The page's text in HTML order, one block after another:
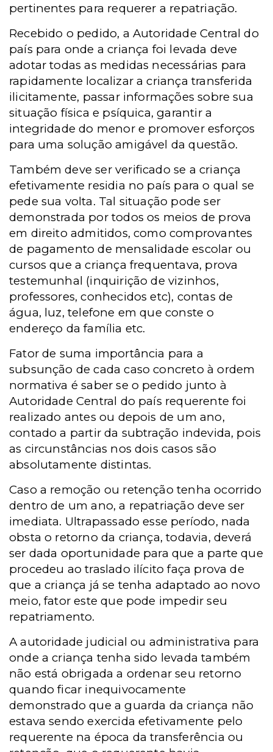
pertinentes para requerer a repatriação.
Recebido o pedido, a Autoridade Central do
país para onde a criança foi levada deve
adotar todas as medidas necessárias para
rapidamente localizar a criança transferida
ilicitamente, passar informações sobre sua
situação física e psíquica, garantir a
integridade do menor e promover esforços
para uma solução amigável da questão.
Também deve ser verificado se a criança
efetivamente residia no país para o qual se
pede sua volta. Tal situação pode ser
demonstrada por todos os meios de prova
em direito admitidos, como comprovantes
de pagamento de mensalidade escolar ou
cursos que a criança frequentava, prova
testemunhal (inquirição de vizinhos,
professores, conhecidos etc), contas de
água, luz, telefone em que conste o
endereço da família etc.
Fator de suma importância para a
subsunção de cada caso concreto à ordem
normativa é saber se o pedido junto à
Autoridade Central do país requerente foi
realizado antes ou depois de um ano,
contado a partir da subtração indevida, pois
as circunstâncias nos dois casos são
absolutamente distintas.
Caso a remoção ou retenção tenha ocorrido
dentro de um ano, a repatriação deve ser
imediata. Ultrapassado esse período, nada
obsta o retorno da criança, todavia, deverá
ser dada oportunidade para que a parte que
procedeu ao traslado ilícito faça prova de
que a criança já se tenha adaptado ao novo
meio, fator este que pode impedir seu
repatriamento.
A autoridade judicial ou administrativa para
onde a criança tenha sido levada também
não está obrigada a ordenar seu retorno
quando ficar inequivocamente
demonstrado que a guarda da criança não
estava sendo exercida efetivamente pelo
requerente na época da transferência ou